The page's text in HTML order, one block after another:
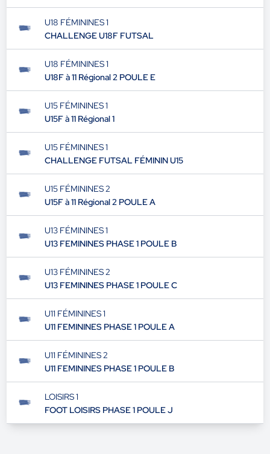
U18 FÉMININES 1
CHALLENGE U18F FUTSAL
U18 FÉMININES 1
U18F à 11 Régional 2 POULE E
U15 FÉMININES 1
U15F à 11 Régional 1
U15 FÉMININES 1
CHALLENGE FUTSAL FÉMININ U15
U15 FÉMININES 2
U15F à 11 Régional 2 POULE A
U13 FÉMININES 1
U13 FEMININES PHASE 1 POULE B
U13 FÉMININES 2
U13 FEMININES PHASE 1 POULE C
U11 FÉMININES 1
U11 FEMININES PHASE 1 POULE A
U11 FÉMININES 2
U11 FEMININES PHASE 1 POULE B
LOISIRS 1
FOOT LOISIRS PHASE 1 POULE J